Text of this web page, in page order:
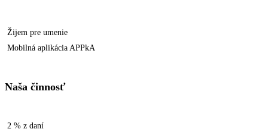
Žijem pre umenie
Mobilná aplikácia APPkA
Naša činnosť
2 % z daní